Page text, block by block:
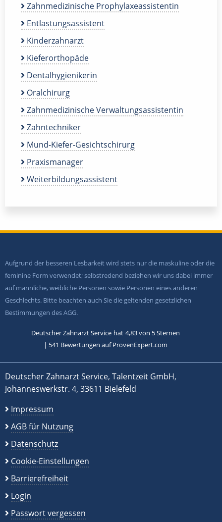
Zahnmedizinische Prophylaxeassistentin
Entlastungsassistent
Kinderzahnarzt
Kieferorthopäde
Dentalhygienikerin
Oralchirurg
Zahnmedizinische Verwaltungsassistentin
Zahntechniker
Mund-Kiefer-Gesichtschirurg
Praxismanager
Weiterbildungsassistent
Aufgrund der besseren Lesbarkeit wird stets nur die maskuline oder die
feminine Form verwendet; selbstredend beziehen wir uns dabei immer
auf männliche, weibliche Personen sowie Personen eines anderen
Geschlechts. Bitte beachten auch Sie die geltenden gesetzlichen
Bestimmungen des AGG.
Deutscher Zahnarzt Service hat 4,83von 5Sternen
| 541 Bewertungen auf ProvenExpert.com
Deutscher Zahnarzt Service, Talentzeit GmbH,
Johanneswerkstr. 4, 33611 Bielefeld
Impressum
AGB für Nutzung
Datenschutz
Cookie-Einstellungen
Barrierefreiheit
Login
Passwort vergessen